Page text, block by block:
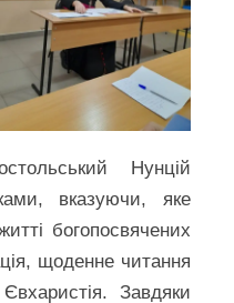
Нунцій
вказуючи, яке
богопосвячених
щоденне читання
Завдяки